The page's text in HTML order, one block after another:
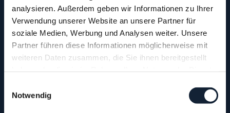
analysieren. Außerdem geben wir Informationen zu Ihrer
Verwendung unserer Website an unsere Partner für
soziale Medien, Werbung und Analysen weiter. Unsere
Partner führen diese Informationen möglicherweise mit
weiteren Daten zusammen, die Sie ihnen bereitgestellt
Notwendig